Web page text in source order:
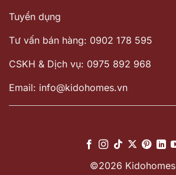
Tuyển dụng
Tư vấn bán hàng: 0902 178 595
CSKH & Dịch vụ: 0975 892 968
Email: info@kidohomes.vn
©2026 Kidohomes